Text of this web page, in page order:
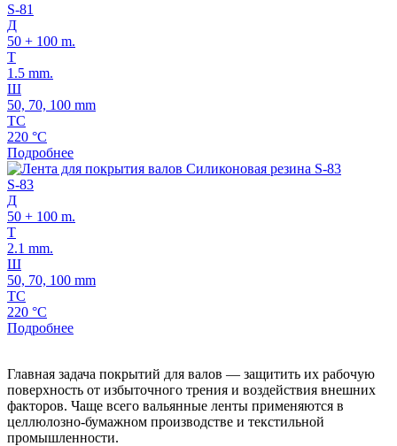
S-81
Д
50 + 100 m.
Т
1.5 mm.
Ш
50, 70, 100 mm
ТС
220 °C
Подробнее
S-83
Д
50 + 100 m.
Т
2.1 mm.
Ш
50, 70, 100 mm
ТС
220 °C
Подробнее
Главная задача покрытий для валов — защитить их рабочую
поверхность от избыточного трения и воздействия внешних
факторов. Чаще всего вальянные ленты применяются в
целлюлозно-бумажном производстве и текстильной
промышленности.